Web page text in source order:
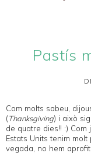
Pastís
Com molts sabeu,
(Thanksgiving) i això
de quatre dies!! :)
Estats Units tenim
vegada, no hem